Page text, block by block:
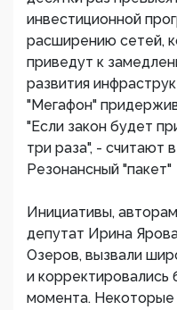
инвестиционной
расширению сетей,
приведут к
развития
"Мегафон"
"Если закон будет
три раза", - считают
Резонансный "пакет"
Инициативы,
депутат Ирина
Озеров, вызвали
и корректировались
момента.